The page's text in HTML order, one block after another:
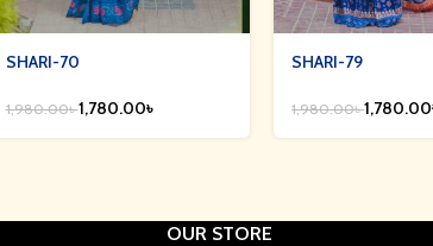
SHARI-70
1,980.00৳1,780.00৳
SHARI-79
1,980.00৳1,780.00
OUR STORE